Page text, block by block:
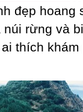
đẹp
rừng và
thích khám